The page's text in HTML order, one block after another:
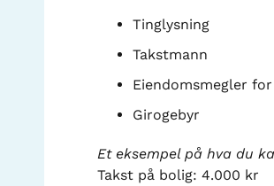
Tinglysning
Takstmann
Eiendomsmegler
Girogebyr
Et eksempel på hva du
Takst på bolig: 4.000 kr